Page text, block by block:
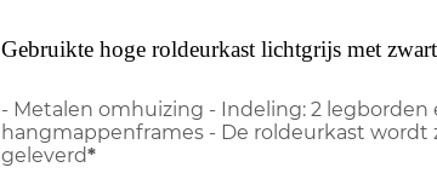
Gebruikte hoge roldeurkast lichtgrijs met
- Metalen omhuizing - Indeling: 2 legborden
hangmappenframes - De roldeurkast wordt
geleverd*